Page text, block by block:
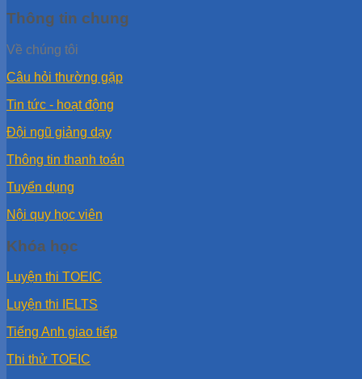
Thông tin chung
Về chúng tôi
Câu hỏi thường gặp
Tin tức - hoạt động
Đội ngũ giảng dạy
Thông tin thanh toán
Tuyển dụng
Nội quy học viên
Khóa học
Luyện thi TOEIC
Luyện thi IELTS
Tiếng Anh giao tiếp
Thi thử TOEIC